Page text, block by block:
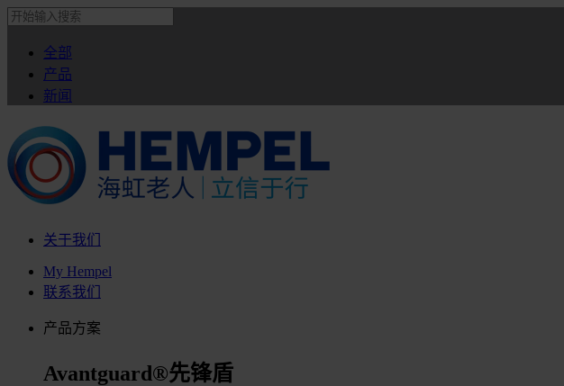
全部
产品
新闻
关于我们
My Hempel
联系我们
产品方案
Avantguard®先锋盾